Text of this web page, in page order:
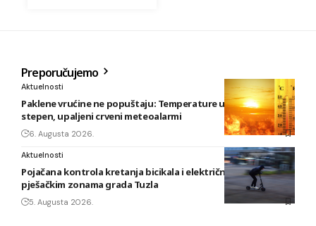
Preporučujemo
Aktuelnosti
Paklene vrućine ne popuštaju: Temperature u BiH i do 41
stepen, upaljeni crveni meteoalarmi
6. Augusta 2026.
Aktuelnosti
Pojačana kontrola kretanja bicikala i električnih romobila u
pješačkim zonama grada Tuzla
5. Augusta 2026.